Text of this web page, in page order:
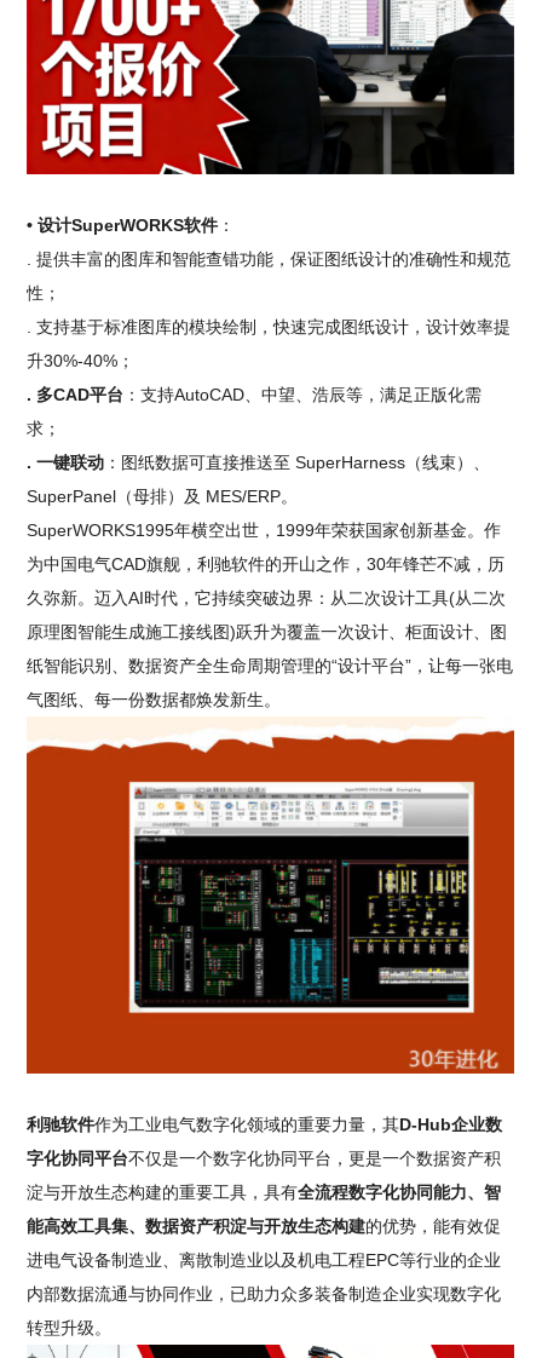
• 设计SuperWORKS软件 ：
. 提供丰富的图库和智能查错功能，保证图纸设计的准确性和规范
性；
. 支持基于标准图库的模块绘制，快速完成图纸设计，设计效率提
升30%-40%；
. 多CAD平台 ：支持AutoCAD、中望、浩辰等，满足正版化需
求；
. 一键联动 ：图纸数据可直接推送至 SuperHarness（线束）、
SuperPanel（母排）及 MES/ERP。
SuperWORKS1995年横空出世，1999年荣获国家创新基金。作
为中国电气CAD旗舰，利驰软件的开山之作，30年锋芒不减，历
久弥新。迈入AI时代，它持续突破边界：从二次设计工具(从二次
原理图智能生成施工接线图)跃升为覆盖一次设计、柜面设计、图
纸智能识别、数据资产全生命周期管理的“设计平台”，让每一张电
气图纸、每一份数据都焕发新生。
利驰软件作为工业电气数字化领域的重要力量，其D-Hub企业数
字化协同平台不仅是一个数字化协同平台，更是一个数据资产积
淀与开放生态构建的重要工具，具有全流程数字化协同能力、智
能高效工具集、数据资产积淀与开放生态构建的优势，能有效促
进电气设备制造业、离散制造业以及机电工程EPC等行业的企业
内部数据流通与协同作业，已助力众多装备制造企业实现数字化
转型升级。